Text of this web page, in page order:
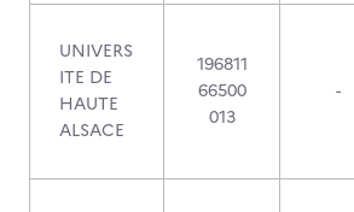
UNIVERS
ITE DE
HAUTE
ALSACE
196811
66500
013
-